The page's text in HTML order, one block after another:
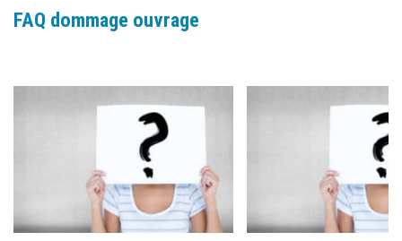
FAQ dommage ouvrage